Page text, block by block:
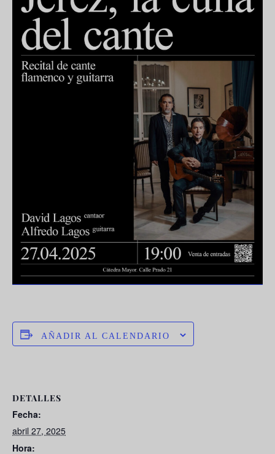
AÑADIR AL CALENDARIO
DETALLES
Fecha:
abril 27, 2025
Hora: